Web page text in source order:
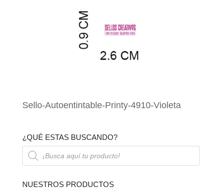
Sello-Autoentintable-Printy-4910-Violeta
¿QUÉ ESTAS BUSCANDO?
Búsqueda
de
productos
NUESTROS PRODUCTOS